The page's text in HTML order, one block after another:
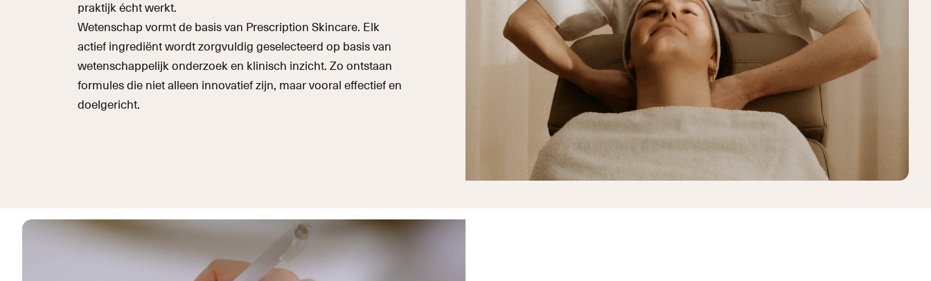
praktijk écht werkt.
Wetenschap vormt de basis van Prescription Skincare. Elk
actief ingrediënt wordt zorgvuldig geselecteerd op basis van
wetenschappelijk onderzoek en klinisch inzicht. Zo ontstaan
formules die niet alleen innovatief zijn, maar vooral effectief en
doelgericht.